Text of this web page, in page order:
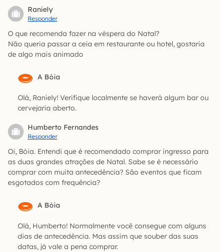
Raniely
Responder
O que recomenda fazer na véspera do Natal?
Não queria passar a ceia em restaurante ou hotel, gostaria
de algo mais animado
A Bóia
Olá, Raniely! Verifique localmente se haverá algum bar ou
cervejaria aberto.
Humberto Fernandes
Responder
Oi, Bóia. Entendi que é recomendado comprar ingresso para
as duas grandes atrações de Natal. Sabe se é necessário
comprar com muita antecedência? São eventos que ficam
esgotados com frequência?
A Bóia
Olá, Humberto! Normalmente você consegue com alguns
dias de antecedência. Mas assim que souber das suas
datas, já vale a pena comprar.